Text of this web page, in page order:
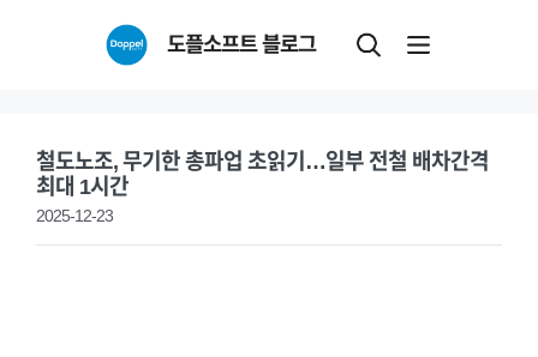
도플소프트 블로그
철도노조, 무기한 총파업 초읽기…일부 전철 배차간격
최대 1시간
2025-12-23